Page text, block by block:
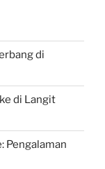
di
di Langit
Pengalaman